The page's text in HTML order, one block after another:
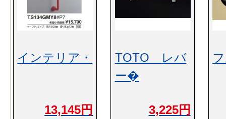
インテリア・
13,145円
TOTO レバ
ー�
3,225円